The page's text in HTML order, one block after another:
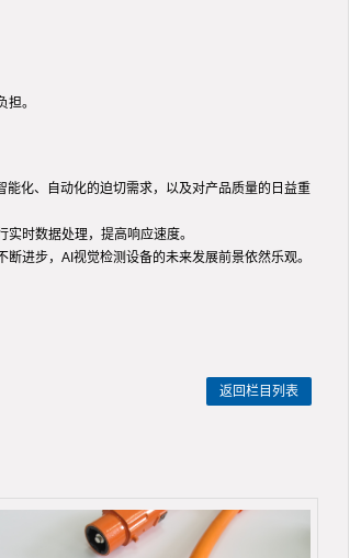
。
化、自动化的迫切需求，以及对产品质量的日益重
时数据处理，提高响应速度。
进步，AI视觉检测设备的未来发展前景依然乐观。
返回栏目列表